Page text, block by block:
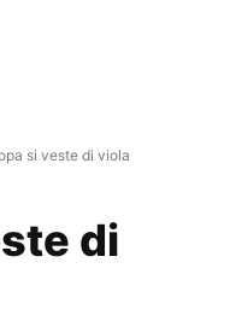
si veste di viola
di